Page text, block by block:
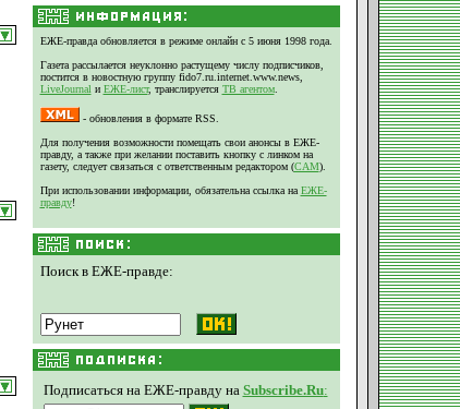
ЕЖЕ-правда обновляется в режиме онлайн с 5 июня 1998 года.
Газета рассылается неуклонно растущему числу подписчиков,
постится в новостную группу fido7.ru.internet.www.news,
LiveJournal и ЕЖЕ-лист, транслируется ТВ агентом.
- обновления в формате RSS.
Для получения возможности помещать свои анонсы в ЕЖЕ-
правду, а также при желании поставить кнопку с линком на
газету, следует связаться с ответственным редактором (CAM).
При использовании информации, обязательна ссылка на ЕЖЕ-
правду!
Поиск в ЕЖЕ-правде:
Подписаться на ЕЖЕ-правду на Subscribe.Ru: